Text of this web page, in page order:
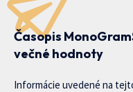
Časopis
večné hodnoty
Informácie uvedené na